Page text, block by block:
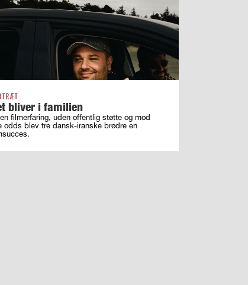
bliver i familien
filmerfaring, uden offentlig støtte og mod
odds blev tre dansk-iranske brødre en